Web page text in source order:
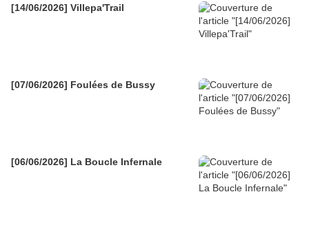
[14/06/2026] Villepa'Trail
[07/06/2026] Foulées de Bussy
[06/06/2026] La Boucle Infernale